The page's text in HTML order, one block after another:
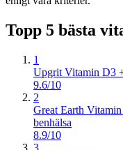
Topp 5 bästa
1
Upgrit Vitamin D3
9.6/10
2
Great Earth
benhälsa
8.9/10
3